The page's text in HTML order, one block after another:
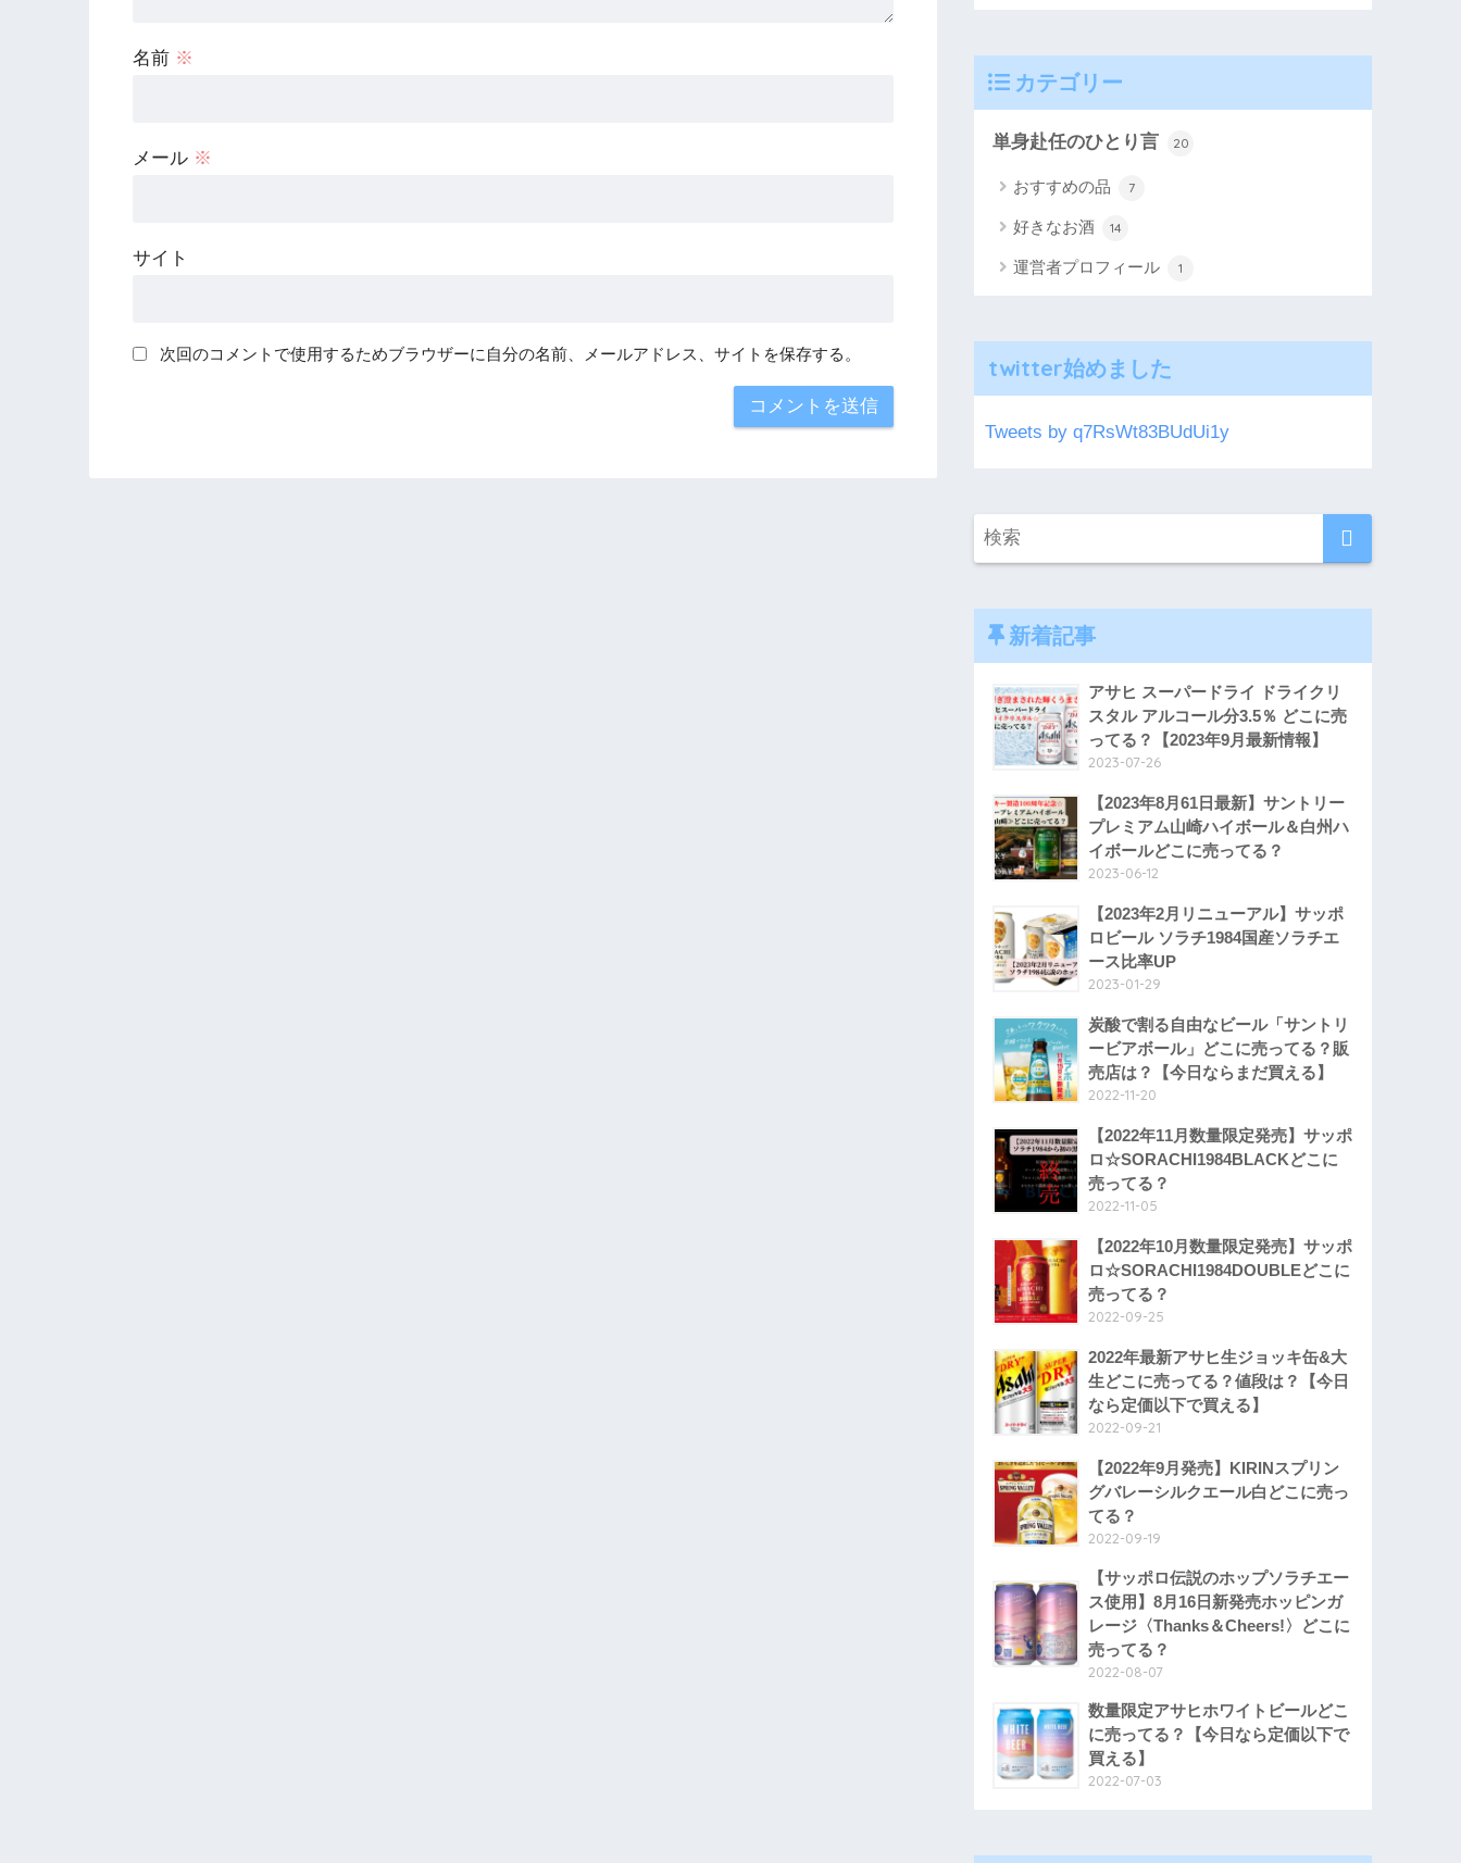
名前 ※
メール ※
サイト
次回のコメントで使用するためブラウザーに自分の名前、メールアドレス、サイトを保存する。
カテゴリー
単身赴任のひとり言 20
おすすめの品 7
好きなお酒 14
運営者プロフィール 1
twitter始めました
Tweets by q7RsWt83BUdUi1y
新着記事
アサヒ スーパードライ ドライクリ
スタル アルコール分3.5％ どこに売
ってる？【2023年9月最新情報】
2023-07-26
【2023年8月61日最新】サントリー
プレミアム山崎ハイボール＆白州ハ
イボールどこに売ってる？
2023-06-12
【2023年2月リニューアル】サッポ
ロビール ソラチ1984国産ソラチエ
ース比率UP
2023-01-29
炭酸で割る自由なビール「サントリ
ービアボール」どこに売ってる？販
売店は？【今日ならまだ買える】
2022-11-20
【2022年11月数量限定発売】サッポ
ロ☆SORACHI1984BLACKどこに
売ってる？
2022-11-05
【2022年10月数量限定発売】サッポ
ロ☆SORACHI1984DOUBLEどこに
売ってる？
2022-09-25
2022年最新アサヒ生ジョッキ缶&大
生どこに売ってる？値段は？【今日
なら定価以下で買える】
2022-09-21
【2022年9月発売】KIRINスプリン
グバレーシルクエール白どこに売っ
てる？
2022-09-19
【サッポロ伝説のホップソラチエー
ス使用】8月16日新発売ホッピンガ
レージ〈Thanks＆Cheers!〉どこに
売ってる？
2022-08-07
数量限定アサヒホワイトビールどこ
に売ってる？【今日なら定価以下で
買える】
2022-07-03